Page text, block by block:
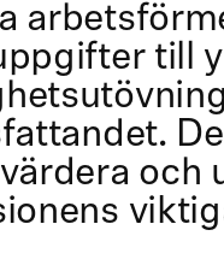
till
och